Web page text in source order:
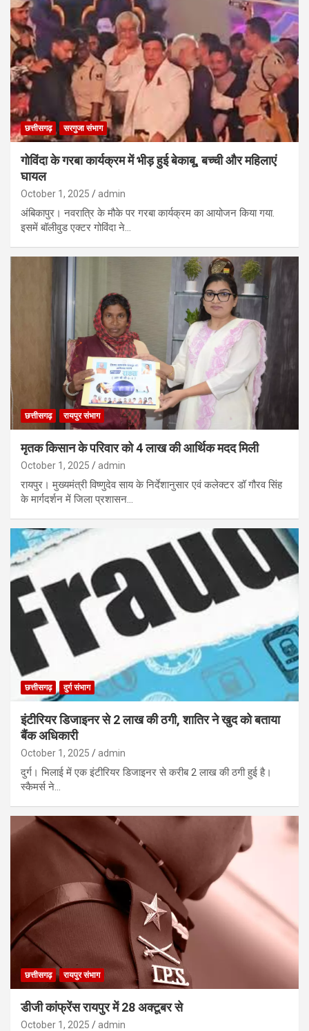
छत्तीसगढ़ सरगुजा संभाग
गोविंदा के गरबा कार्यक्रम में भीड़ हुई बेकाबू, बच्ची और महिलाएं
घायल
October 1, 2025 admin
अंबिकापुर। नवरात्रि के मौके पर गरबा कार्यक्रम का आयोजन किया गया.
इसमें बॉलीवुड एक्टर गोविंदा ने…
छत्तीसगढ़ रायपुर संभाग
मृतक किसान के परिवार को 4 लाख की आर्थिक मदद मिली
October 1, 2025 admin
रायपुर। मुख्यमंत्री विष्णुदेव साय के निर्देशानुसार एवं कलेक्टर डॉ गौरव सिंह
के मार्गदर्शन में जिला प्रशासन…
छत्तीसगढ़ दुर्ग संभाग
इंटीरियर डिजाइनर से 2 लाख की ठगी, शातिर ने खुद को बताया
बैंक अधिकारी
October 1, 2025 admin
दुर्ग। भिलाई में एक इंटीरियर डिजाइनर से करीब 2 लाख की ठगी हुई है।
स्कैमर्स ने…
छत्तीसगढ़ रायपुर संभाग
डीजी कांफ्रेंस रायपुर में 28 अक्टूबर से
October 1, 2025 admin